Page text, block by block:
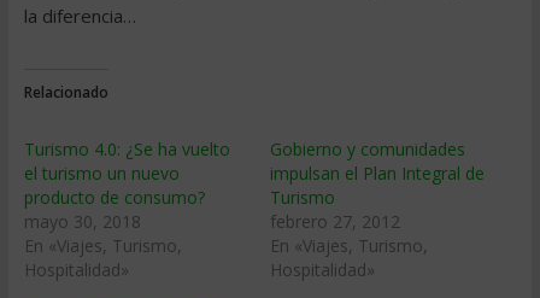
la diferencia…
Relacionado
Turismo 4.0: ¿Se ha vuelto
el turismo un nuevo
producto de consumo?
mayo 30, 2018
En «Viajes, Turismo,
Hospitalidad»
Gobierno y comunidades
impulsan el Plan Integral de
Turismo
febrero 27, 2012
En «Viajes, Turismo,
Hospitalidad»